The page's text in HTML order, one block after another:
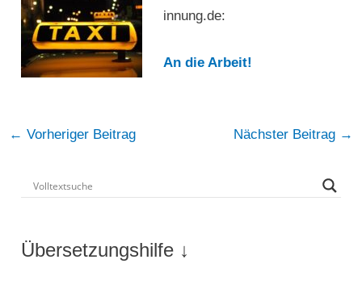
innung.de:
An die Arbeit!
Post
← Vorheriger Beitrag Nächster Beitrag →
Übersetzungshilfe ↓